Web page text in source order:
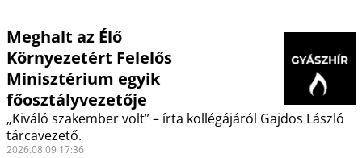
Meghalt az Élő
Környezetért Felelős
Minisztérium egyik
főosztályvezetője
„Kiváló szakember volt” – írta kollégájáról Gajdos László
tárcavezető.
2026.08.09 17:36